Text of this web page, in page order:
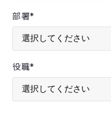
部署*
役職*